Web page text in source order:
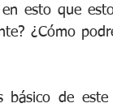
esto que
¿Cómo
básico de